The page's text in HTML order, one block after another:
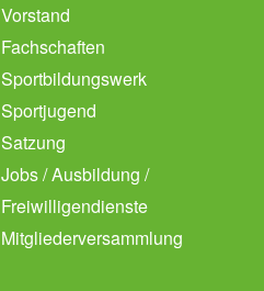
Vorstand
Fachschaften
Sportbildungswerk
Sportjugend
Satzung
Jobs / Ausbildung /
Freiwilligendienste
Mitgliederversammlung